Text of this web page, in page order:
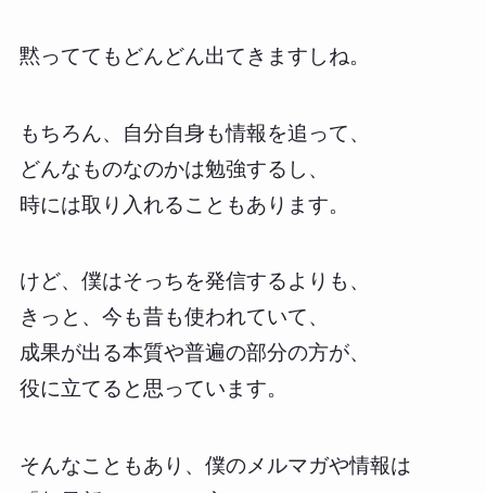
黙っててもどんどん出てきますしね。
もちろん、自分自身も情報を追って、
どんなものなのかは勉強するし、
時には取り入れることもあります。
けど、僕はそっちを発信するよりも、
きっと、今も昔も使われていて、
成果が出る本質や普遍の部分の方が、
役に立てると思っています。
そんなこともあり、僕のメルマガや情報は